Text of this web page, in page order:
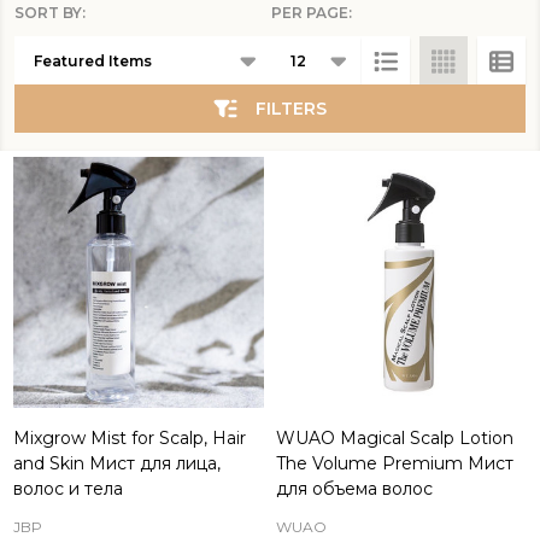
List
SORT BY: PER PAGE:
FILTERS
Mixgrow Mist for Scalp, Hair
and Skin Мист для лица,
волос и тела
JBP
WUAO Magical Scalp Lotion
The Volume Premium Мист
для объема волос
WUAO